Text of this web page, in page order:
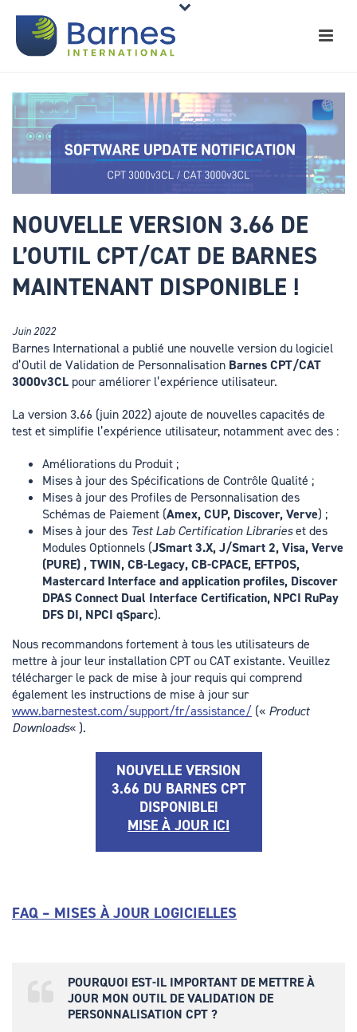
NOUVELLE VERSION 3.66 DE
L’OUTIL CPT/CAT DE BARNES
MAINTENANT DISPONIBLE !
Juin 2022
Barnes International a publié une nouvelle version du logiciel
d’Outil de Validation de Personnalisation Barnes CPT/CAT
3000v3CL pour améliorer l’expérience utilisateur.
La version 3.66 (juin 2022) ajoute de nouvelles capacités de
test et simplifie l’expérience utilisateur, notamment avec des :
Améliorations du Produit ;
Mises à jour des Spécifications de Contrôle Qualité ;
Mises à jour des Profiles de Personnalisation des
Schémas de Paiement (Amex, CUP, Discover, Verve) ;
Mises à jour des Test Lab Certification Librarieset des
Modules Optionnels (JSmart 3.X, J/Smart 2, Visa, Verve
(PURE) , TWIN, CB-Legacy, CB-CPACE, EFTPOS,
Mastercard Interface and application profiles, Discover
DPAS Connect Dual Interface Certification, NPCI RuPay
DFS DI, NPCI qSparc).
Nous recommandons fortement à tous les utilisateurs de
mettre à jour leur installation CPT ou CAT existante. Veuillez
télécharger le pack de mise à jour requis qui comprend
également les instructions de mise à jour sur
www.barnestest.com/support/fr/assistance/ (« Product
Downloads« ).
NOUVELLE VERSION
3.66 DU BARNES CPT
DISPONIBLE!
MISE À JOUR ICI
FAQ – MISES À JOUR LOGICIELLES
POURQUOI EST-IL IMPORTANT DE METTRE À
JOUR MON OUTIL DE VALIDATION DE
PERSONNALISATION CPT ?